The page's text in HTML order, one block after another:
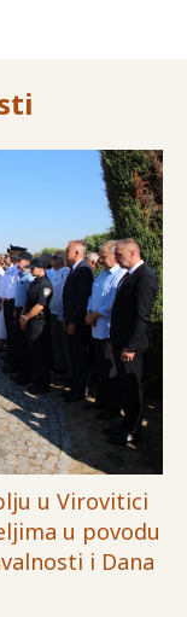
u Virovitici
u povodu
i Dana